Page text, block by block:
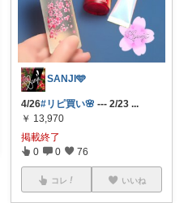
SANJI🩵
4/26#リピ買い🌸 --- 2/23 ...
￥ 13,970
掲載終了
0 0 76
コレ いいね